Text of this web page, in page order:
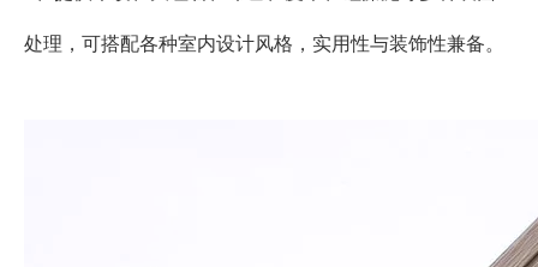
处理，可搭配各种室内设计风格，实用性与装饰性兼备。